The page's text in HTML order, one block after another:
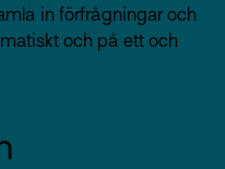
in förfrågningar och
och på ett och